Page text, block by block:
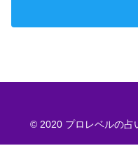
© 2020 プロレベルの占